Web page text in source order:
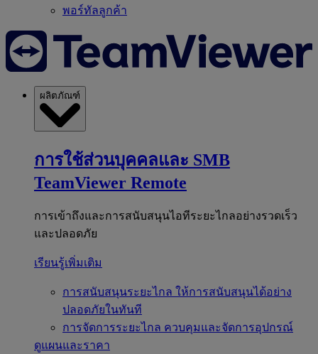
พอร์ทัลลูกค้า
ผลิตภัณฑ์
การใช้ส่วนบุคคลและ SMB
TeamViewer Remote
การเข้าถึงและการสนับสนุนไอทีระยะไกลอย่างรวดเร็ว
และปลอดภัย
เรียนรู้เพิ่มเติม
การสนับสนุนระยะไกล ให้การสนับสนุนได้อย่าง
ปลอดภัยในทันที
การจัดการระยะไกล ควบคุมและจัดการอุปกรณ์
ดูแผนและราคา